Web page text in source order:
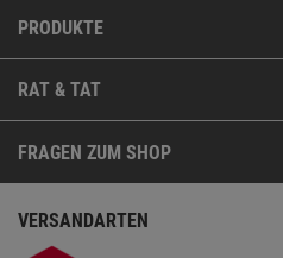
PRODUKTE
RAT & TAT
FRAGEN ZUM SHOP
VERSANDARTEN